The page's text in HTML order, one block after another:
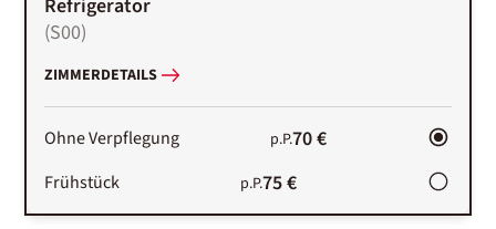
Refrigerator
(S00)
ZIMMERDETAILS
Ohne Verpflegung p.P.70 €
Frühstück p.P.75 €